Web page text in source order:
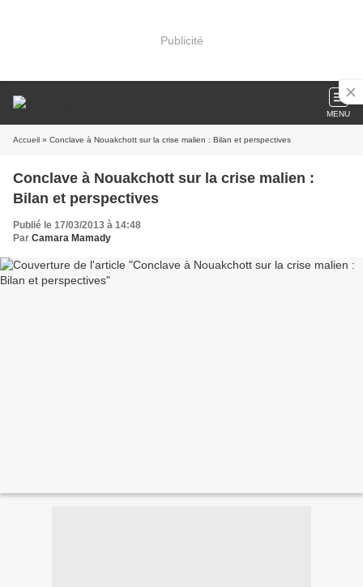
Publicité
MENU
Accueil » Conclave à Nouakchott sur la crise malien : Bilan et perspectives
Conclave à Nouakchott sur la crise malien :
Bilan et perspectives
Publié le 17/03/2013 à 14:48
Par Camara Mamady